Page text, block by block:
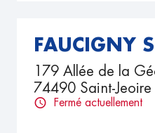
FAUCIGNY
179 Allée de la
74490 Saint-Jeoire
Fermé actuellement